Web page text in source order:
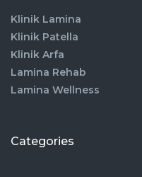
Klinik Lamina
Klinik Patella
Klinik Arfa
Lamina Rehab
Lamina Wellness
Categories